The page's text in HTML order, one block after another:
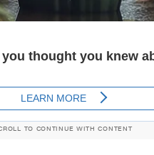
TO CONTINUE WITH CONTENT